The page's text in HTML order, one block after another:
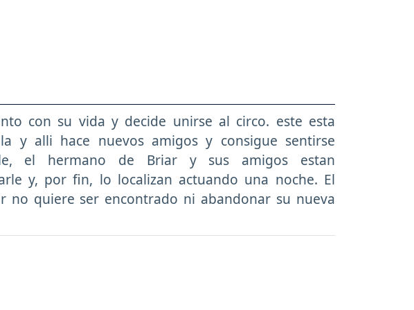
con su vida y decide unirse al circo. este esta
y alli hace nuevos amigos y consigue sentirse
el hermano de Briar y sus amigos estan
y, por fin, lo localizan actuando una noche. El
no quiere ser encontrado ni abandonar su nueva